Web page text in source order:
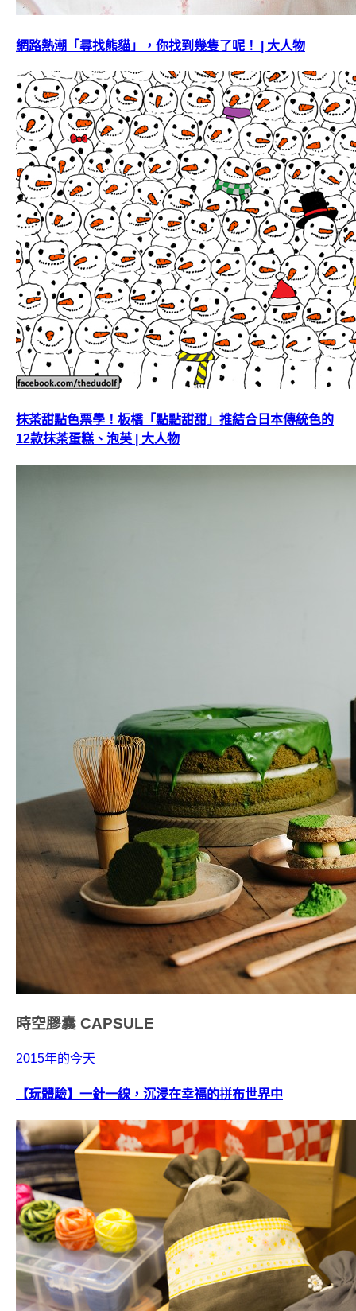
網路熱潮「尋找熊貓」，你找到幾隻了呢！ | 大人物
抹茶甜點色票學！板橋「點點甜甜」推結合日本傳統色的
12款抹茶蛋糕、泡芙 | 大人物
時空膠囊 CAPSULE
2015年的今天
【玩體驗】一針一線，沉浸在幸福的拼布世界中